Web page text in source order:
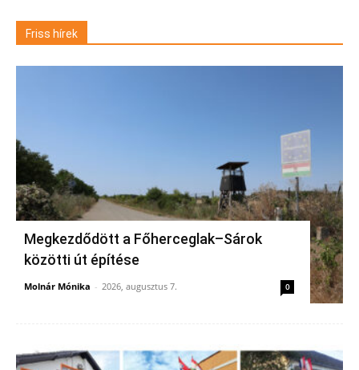
Friss hírek
Megkezdődött a Főherceglak–Sárok
közötti út építése
Molnár Mónika - 2026, augusztus 7. 0